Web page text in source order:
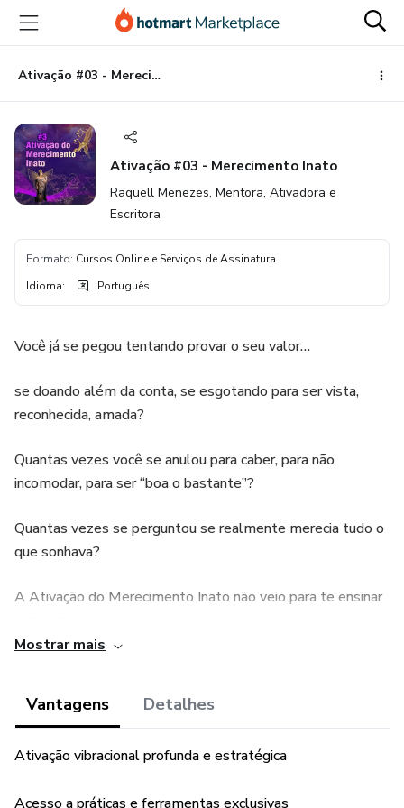
para
conteúdo
principal
para
pagamento
para
rodapé
Ativação #03 - Merecimento Inato
Ativação #03 - Merecimento Inato
Raquell Menezes, Mentora, Ativadora e
Escritora
Formato: Cursos Online e Serviços de Assinatura
Idioma: Português
Você já se pegou tentando provar o seu valor…
se doando além da conta, se esgotando para ser vista,
reconhecida, amada?
Quantas vezes você se anulou para caber, para não
incomodar, para ser “boa o bastante”?
Quantas vezes se perguntou se realmente merecia tudo o
que sonhava?
A Ativação do Merecimento Inato não veio para te ensinar
Sem performance, sem aprovação, sem mais um
certificado.
Mostrar mais
Vantagens Detalhes
Ativação vibracional profunda e estratégica
Acesso a práticas e ferramentas exclusivas